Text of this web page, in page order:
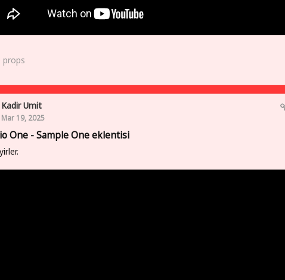
props
Kadir Umit
Mar 19, 2025
One - Sample One eklentisi